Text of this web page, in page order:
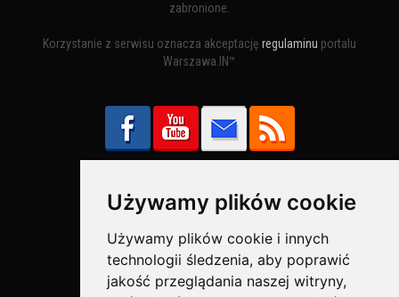
Używamy plików cookie
Używamy plików cookie i innych
technologii śledzenia, aby poprawić
jakość przeglądania naszej witryny,
zabronione.
Korzystanie z serwisu oznacza akceptację regulaminu portalu
Warszawa.IN™
Bezpieczne Płatności obsługuje: